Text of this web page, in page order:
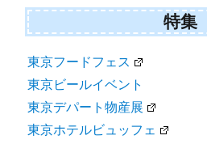
特集
東京フードフェス
東京ビールイベント
東京デパート物産展
東京ホテルビュッフェ